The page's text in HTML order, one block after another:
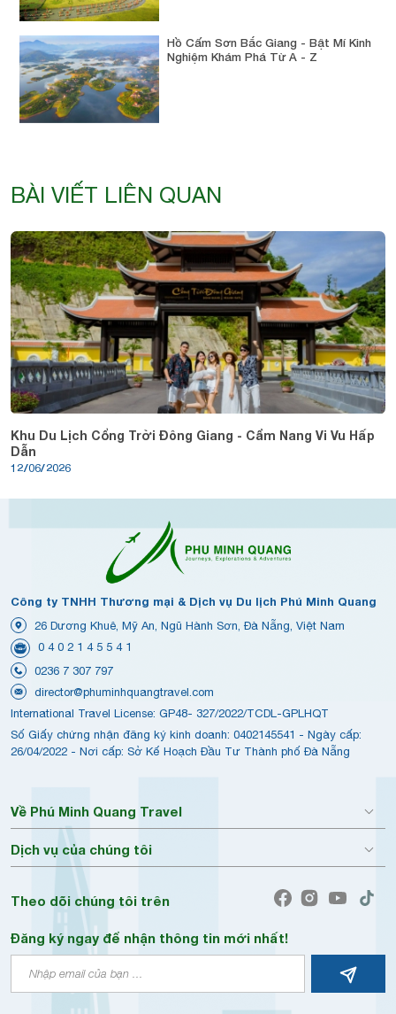
Hồ Cấm Sơn Bắc Giang - Bật Mí Kinh
Nghiệm Khám Phá Từ A - Z
BÀI VIẾT LIÊN QUAN
Khu Du Lịch Cổng Trời Đông Giang - Cẩm Nang Vi Vu Hấp
Dẫn
12/06/2026
Công ty TNHH Thương mại & Dịch vụ Du lịch Phú Minh Quang
26 Dương Khuê, Mỹ An, Ngũ Hành Sơn, Đà Nẵng, Việt Nam
0 4 0 2 1 4 5 5 4 1
0236 7 307 797
director@phuminhquangtravel.com
International Travel License: GP48- 327/2022/TCDL-GPLHQT
Số Giấy chứng nhận đăng ký kinh doanh: 0402145541 - Ngày cấp:
26/04/2022 - Nơi cấp: Sở Kế Hoạch Đầu Tư Thành phố Đà Nẵng
Về Phú Minh Quang Travel
Dịch vụ của chúng tôi
Theo dõi chúng tôi trên
Đăng ký ngay để nhận thông tin mới nhất!